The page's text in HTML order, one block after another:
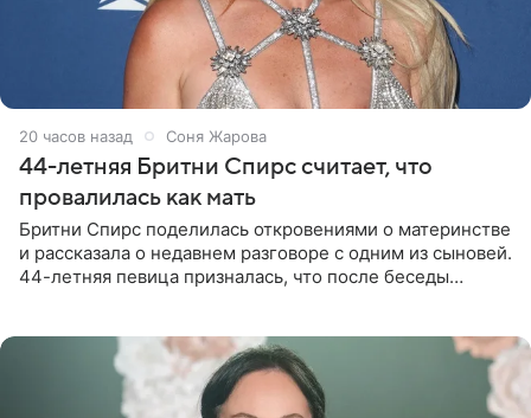
20 часов назад Соня Жарова
44-летняя Бритни Спирс считает, что
провалилась как мать
Бритни Спирс поделилась откровениями о материнстве
и рассказала о недавнем разговоре с одним из сыновей.
44-летняя певица призналась, что после беседы